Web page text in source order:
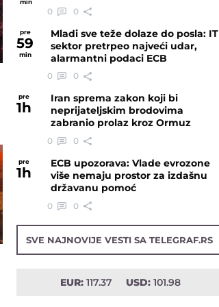
min
0 0
pre
59
min
Mladi sve teže dolaze do posla: IT
sektor pretrpeo najveći udar,
alarmantni podaci ECB
0 0
pre
1h
Iran sprema zakon koji bi
neprijateljskim brodovima
zabranio prolaz kroz Ormuz
0 0
pre
1h
ECB upozorava: Vlade evrozone
više nemaju prostor za izdašnu
državanu pomoć
0 0
SVE NAJNOVIJE VESTI SA TELEGRAF.RS
EUR:117.37 USD: 101.98